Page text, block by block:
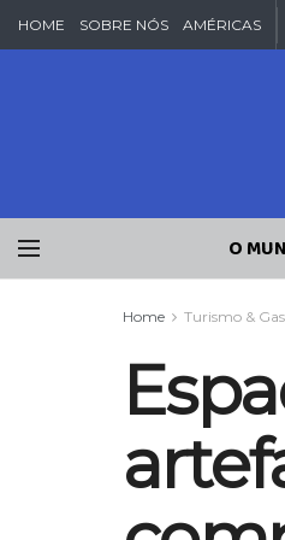
HOME SOBRE NÓS AMÉRICAS
O
Home Turismo &